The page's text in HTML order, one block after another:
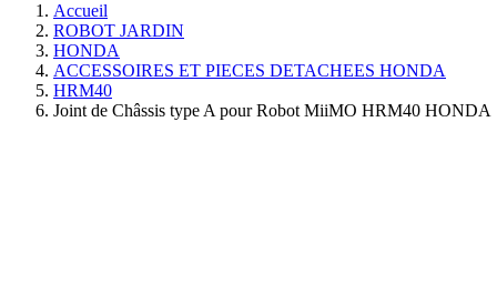
Accueil
ROBOT JARDIN
HONDA
ACCESSOIRES ET PIECES DETACHEES HONDA
HRM40
Joint de Châssis type A pour Robot MiiMO HRM40 HONDA